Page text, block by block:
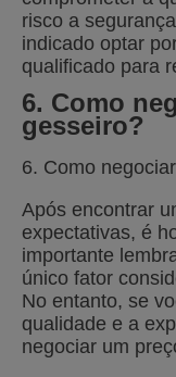
risco a
indicado optar
qualificado para
6. Como
gesseiro?
6. Como
Após encontrar
expectativas, é
importante
único fator
No entanto, se
qualidade e a
negociar um